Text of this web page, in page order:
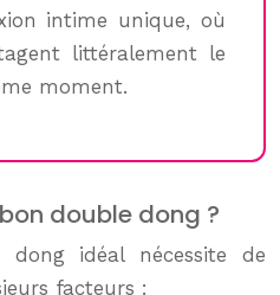
intime unique, où
littéralement le
moment.
double dong ?
dong idéal nécessite de
facteurs :